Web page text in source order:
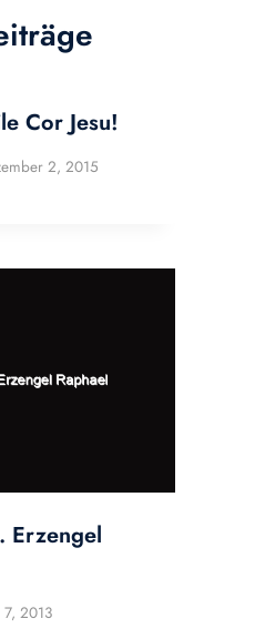
Cor Jesu!
2, 2015
Erzengel
7, 2013